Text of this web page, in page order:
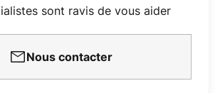
sont ravis de vous aider
Nous contacter